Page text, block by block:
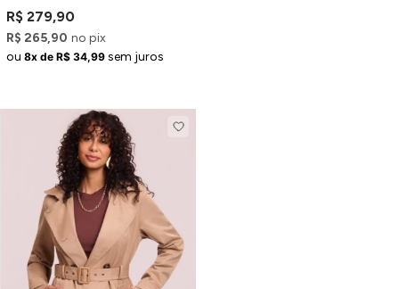
e Pelinhos
R$ 279,90
R$ 265,90 no pix
ou 8x de R$ 34,99 sem juros